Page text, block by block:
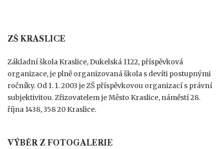
ZŠ KRASLICE
Základní škola Kraslice, Dukelská 1122, příspěvková
organizace, je plně organizovaná škola s devíti postupnými
ročníky. Od 1. 1. 2003 je ZŠ příspěvkovou organizací s právní
subjektivitou. Zřizovatelem je Město Kraslice, náměstí 28.
října 1438, 358 20 Kraslice.
VÝBĚR Z FOTOGALERIE